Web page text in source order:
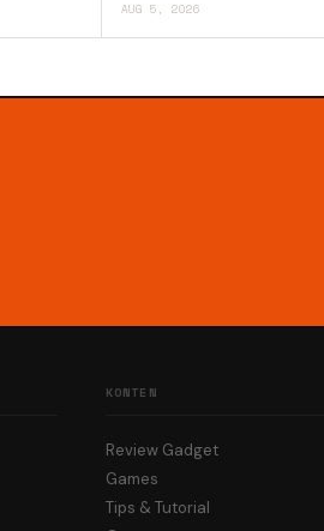
AUG 5, 2026
KONTEN
Review Gadget
Games
Tips & Tutorial